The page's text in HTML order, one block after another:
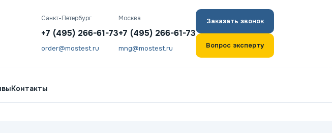
Санкт-Петербург
+7 (495) 266-61-73
order@mostest.ru
Москва
+7 (495) 266-61-73
mng@mostest.ru
Заказать звонок
Вопрос эксперту
Контакты